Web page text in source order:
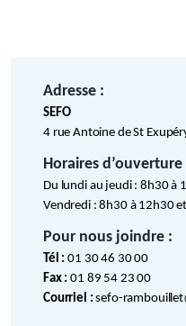
Adresse :
SEFO
4 rue Antoine de St
Horaires d’ouverture
Du lundi au jeudi : 8h30 à
Vendredi : 8h30 à 12h30
Pour nous joindre :
Tél :01 30 46 30 00
Fax :01 89 54 23 00
Courriel :sefo-